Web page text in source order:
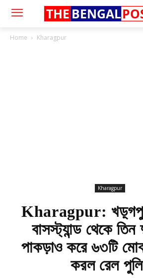
THE BENGAL
Home Kharagpur
Kharagpur
Kharagpur:
বাসস্ট্যান্ড থেকে
পাকড়াও করে ৬৩টি
করল রেল